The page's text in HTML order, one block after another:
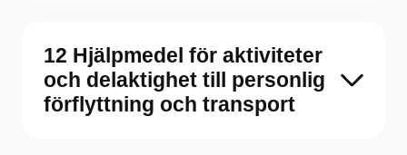
12 Hjälpmedel för aktiviteter
och delaktighet till personlig
förflyttning och transport